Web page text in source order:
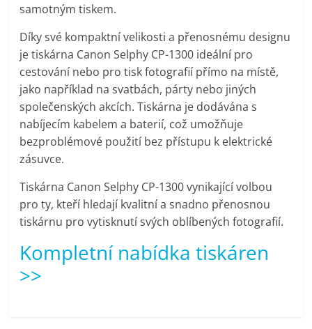
samotným tiskem.
Díky své kompaktní velikosti a přenosnému designu
je tiskárna Canon Selphy CP-1300 ideální pro
cestování nebo pro tisk fotografií přímo na místě,
jako například na svatbách, párty nebo jiných
společenských akcích. Tiskárna je dodávána s
nabíjecím kabelem a baterií, což umožňuje
bezproblémové použití bez přístupu k elektrické
zásuvce.
Tiskárna Canon Selphy CP-1300 vynikající volbou
pro ty, kteří hledají kvalitní a snadno přenosnou
tiskárnu pro vytisknutí svých oblíbených fotografií.
Kompletní nabídka tiskáren
>>